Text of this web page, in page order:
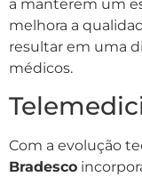
a manterem um
melhora a
resultar em uma
médicos.
Com a evolução
Bradesco